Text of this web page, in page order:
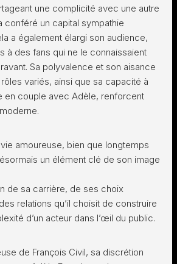
une complicité avec une autre
conféré un capital sympathie
a également élargi son audience,
à des fans qui ne le connaissaient
Sa polyvalence et son aisance
variés, ainsi que sa capacité à
en couple avec Adèle, renforcent
amoureuse, bien que longtemps
un élément clé de son image
de sa carrière, de ses choix
relations qu’il choisit de construire
d’un acteur dans l’œil du public.
de François Civil, sa discrétion